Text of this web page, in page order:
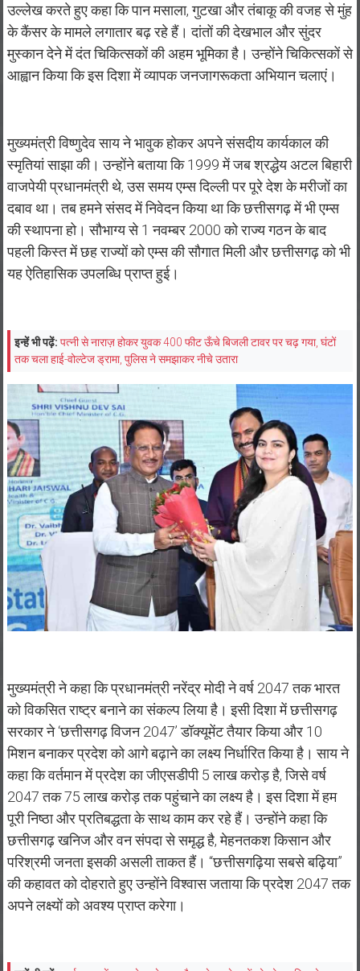
उल्लेख करते हुए कहा कि पान मसाला, गुटखा और तंबाकू की वजह से मुंह
के कैंसर के मामले लगातार बढ़ रहे हैं। दांतों की देखभाल और सुंदर
मुस्कान देने में दंत चिकित्सकों की अहम भूमिका है। उन्होंने चिकित्सकों से
आह्वान किया कि इस दिशा में व्यापक जनजागरूकता अभियान चलाएं।
मुख्यमंत्री विष्णुदेव साय ने भावुक होकर अपने संसदीय कार्यकाल की
स्मृतियां साझा की। उन्होंने बताया कि 1999 में जब श्रद्धेय अटल बिहारी
वाजपेयी प्रधानमंत्री थे, उस समय एम्स दिल्ली पर पूरे देश के मरीजों का
दबाव था। तब हमने संसद में निवेदन किया था कि छत्तीसगढ़ में भी एम्स
की स्थापना हो। सौभाग्य से 1 नवम्बर 2000 को राज्य गठन के बाद
पहली किस्त में छह राज्यों को एम्स की सौगात मिली और छत्तीसगढ़ को भी
यह ऐतिहासिक उपलब्धि प्राप्त हुई।
इन्हें भी पढ़ें: पत्नी से नाराज़ होकर युवक 400 फीट ऊँचे बिजली टावर पर चढ़ गया, घंटों
तक चला हाई-वोल्टेज ड्रामा, पुलिस ने समझाकर नीचे उतारा
मुख्यमंत्री ने कहा कि प्रधानमंत्री नरेंद्र मोदी ने वर्ष 2047 तक भारत
को विकसित राष्ट्र बनाने का संकल्प लिया है। इसी दिशा में छत्तीसगढ़
सरकार ने ‘छत्तीसगढ़ विजन 2047’ डॉक्यूमेंट तैयार किया और 10
मिशन बनाकर प्रदेश को आगे बढ़ाने का लक्ष्य निर्धारित किया है। साय ने
कहा कि वर्तमान में प्रदेश का जीएसडीपी 5 लाख करोड़ है, जिसे वर्ष
2047 तक 75 लाख करोड़ तक पहुंचाने का लक्ष्य है। इस दिशा में हम
पूरी निष्ठा और प्रतिबद्धता के साथ काम कर रहे हैं। उन्होंने कहा कि
छत्तीसगढ़ खनिज और वन संपदा से समृद्ध है, मेहनतकश किसान और
परिश्रमी जनता इसकी असली ताकत हैं। “छत्तीसगढ़िया सबसे बढ़िया”
की कहावत को दोहराते हुए उन्होंने विश्वास जताया कि प्रदेश 2047 तक
अपने लक्ष्यों को अवश्य प्राप्त करेगा।